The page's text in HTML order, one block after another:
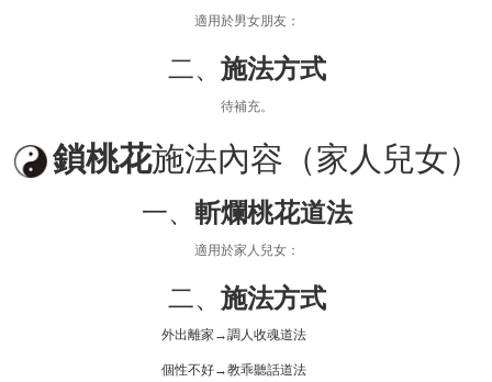
適用於男女朋友：
二、 施法方式
待補充。
鎖桃花施法內容（家人兒女）
一、 斬爛桃花道法
適用於家人兒女：
二、 施法方式
外出離家→調人收魂道法
個性不好→教乖聽話道法